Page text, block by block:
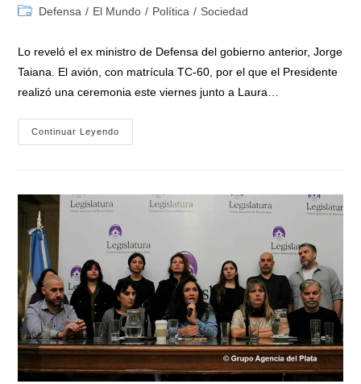
de
de
Categoría
la
Defensa / El Mundo / Política / Sociedad
Lo reveló el ex ministro de Defensa del gobierno anterior, Jorge
Taiana. El avión, con matrícula TC-60, por el que el Presidente
realizó una ceremonia este viernes junto a Laura…
Continuar Leyendo
El
Estados
Unidos
Estaba
En
La
Argentina
Desde
Junio
De
2023